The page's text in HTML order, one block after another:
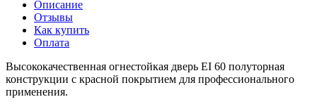
Описание
Отзывы
Как купить
Оплата
Высококачественная огнестойкая дверь EI 60 полуторная
конструкции с красной покрытием для профессионального
применения.